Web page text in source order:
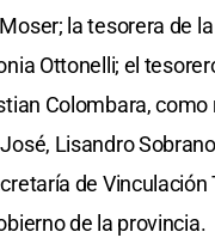
la tesorera de
Ottonelli; el
Colombara,
Lisandro
de Vinculación
de la provincia.